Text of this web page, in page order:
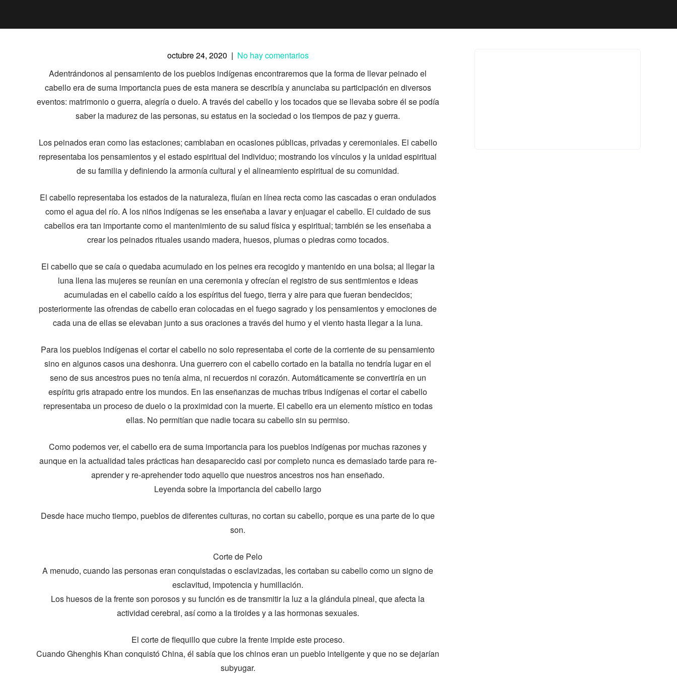
octubre 24, 2020 | No hay comentarios
Adentrándonos al pensamiento de los pueblos indígenas encontraremos que la forma de llevar peinado el
cabello era de suma importancia pues de esta manera se describía y anunciaba su participación en diversos
eventos: matrimonio o guerra, alegría o duelo. A través del cabello y los tocados que se llevaba sobre él se podía
saber la madurez de las personas, su estatus en la sociedad o los tiempos de paz y guerra.
Los peinados eran como las estaciones; cambiaban en ocasiones públicas, privadas y ceremoniales. El cabello
representaba los pensamientos y el estado espiritual del individuo; mostrando los vínculos y la unidad espiritual
de su familia y definiendo la armonía cultural y el alineamiento espiritual de su comunidad.
El cabello representaba los estados de la naturaleza, fluían en línea recta como las cascadas o eran ondulados
como el agua del río. A los niños indígenas se les enseñaba a lavar y enjuagar el cabello. El cuidado de sus
cabellos era tan importante como el mantenimiento de su salud física y espiritual; también se les enseñaba a
crear los peinados rituales usando madera, huesos, plumas o piedras como tocados.
El cabello que se caía o quedaba acumulado en los peines era recogido y mantenido en una bolsa; al llegar la
luna llena las mujeres se reunían en una ceremonia y ofrecían el registro de sus sentimientos e ideas
acumuladas en el cabello caído a los espíritus del fuego, tierra y aire para que fueran bendecidos;
posteriormente las ofrendas de cabello eran colocadas en el fuego sagrado y los pensamientos y emociones de
cada una de ellas se elevaban junto a sus oraciones a través del humo y el viento hasta llegar a la luna.
Para los pueblos indígenas el cortar el cabello no solo representaba el corte de la corriente de su pensamiento
sino en algunos casos una deshonra. Una guerrero con el cabello cortado en la batalla no tendría lugar en el
seno de sus ancestros pues no tenía alma, ni recuerdos ni corazón. Automáticamente se convertiría en un
espíritu gris atrapado entre los mundos. En las enseñanzas de muchas tribus indígenas el cortar el cabello
representaba un proceso de duelo o la proximidad con la muerte. El cabello era un elemento místico en todas
ellas. No permitían que nadie tocara su cabello sin su permiso.
Como podemos ver, el cabello era de suma importancia para los pueblos indígenas por muchas razones y
aunque en la actualidad tales prácticas han desaparecido casi por completo nunca es demasiado tarde para re-
aprender y re-aprehender todo aquello que nuestros ancestros nos han enseñado.
Leyenda sobre la importancia del cabello largo
Desde hace mucho tiempo, pueblos de diferentes culturas, no cortan su cabello, porque es una parte de lo que
son.
Corte de Pelo
A menudo, cuando las personas eran conquistadas o esclavizadas, les cortaban su cabello como un signo de
esclavitud, impotencia y humillación.
Los huesos de la frente son porosos y su función es de transmitir la luz a la glándula pineal, que afecta la
actividad cerebral, así como a la tiroides y a las hormonas sexuales.
El corte de flequillo que cubre la frente impide este proceso.
Cuando Ghenghis Khan conquistó China, él sabía que los chinos eran un pueblo inteligente y que no se dejarían
subyugar.